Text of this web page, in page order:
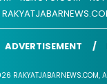
ADVERTISEMENT
RAKYATJABARNEWS.COM,